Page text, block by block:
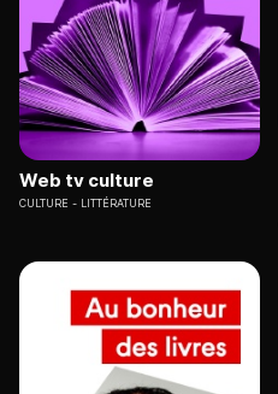
Web tv culture
CULTURE LITTÉRATURE